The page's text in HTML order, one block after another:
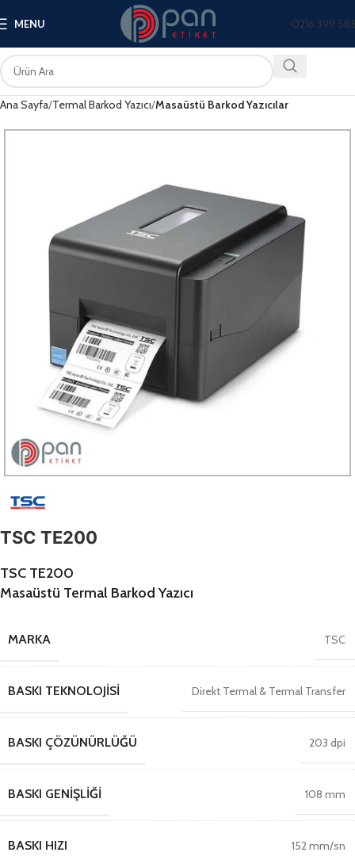
MENU 0216 399
Ana Sayfa Termal Barkod Yazıcı Masaüstü Barkod Yazıcılar
TSC TE200
TSC TE200
Masaüstü Termal Barkod Yazıcı
MARKA TSC
BASKI TEKNOLOJISI Direkt Termal & Termal Transfer
BASKI ÇÖZÜNÜRLÜĞÜ 203 dpi
BASKI GENIŞLIĞI 108 mm
BASKI HIZI 152 mm/sn